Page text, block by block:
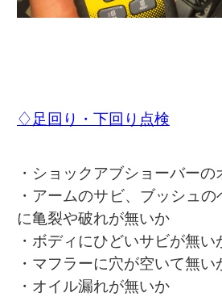
♢足回り・下回り点検
・ショックアブショーバー
・アームのサビ、ブッシュ
に亀裂や破れが無いか
・ボディにひどいサビが無い
・マフラーに穴が空いて無い
・オイル漏れが無いか